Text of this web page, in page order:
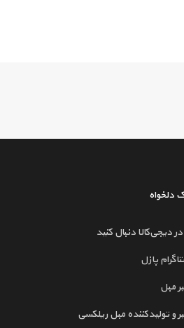
دلخواه
در دیجی‌کالا دنبال کنید
پازل
مبل
و تولیدکننده مبل ریلکسی